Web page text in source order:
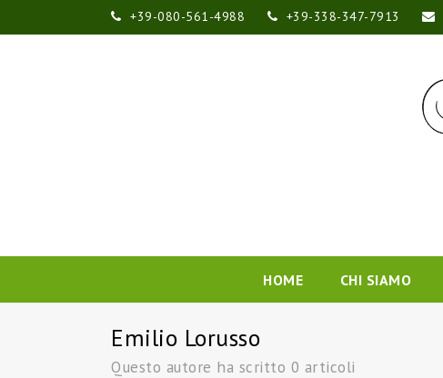
+39-080-561-4988 +39-338-347-7913
HOME CHI SIAMO
Emilio Lorusso
Questo autore ha scritto 0 articoli